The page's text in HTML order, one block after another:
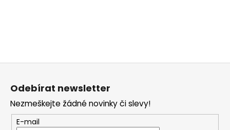
Z
Odebírat newsletter
Nezmeškejte žádné novinky či slevy!
E-mail